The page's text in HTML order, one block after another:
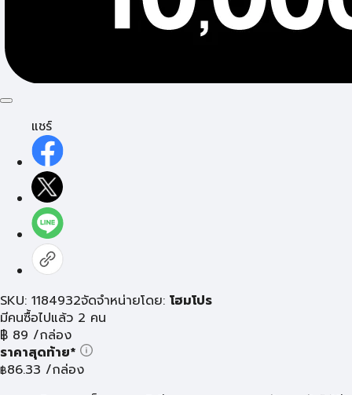
แชร์
SKU: 1184932จัดจำหน่ายโดย: โฮมโปร
มีคนซื้อไปแล้ว 2 คน
฿ 89 /กล่อง
ราคาสุดท้าย*
฿86.33 /กล่อง